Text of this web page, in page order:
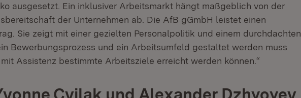
ausgesetzt. Ein inklusiver Arbeitsmarkt hängt maßgeblich von der
der Unternehmen ab. Die AfB gGmbH leistet einen
Sie zeigt mit einer gezielten Personalpolitik und einem durchdachten
Bewerbungsprozess und ein Arbeitsumfeld gestaltet werden muss
Assistenz bestimmte Arbeitsziele erreicht werden können.“